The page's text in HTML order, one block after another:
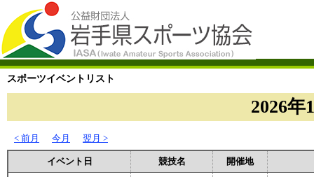
スポーツイベントリスト
2026年
< 前月 今月 翌月 >
イベント日 競技名 開催地